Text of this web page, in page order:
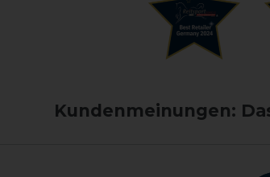
Kundenmeinungen: